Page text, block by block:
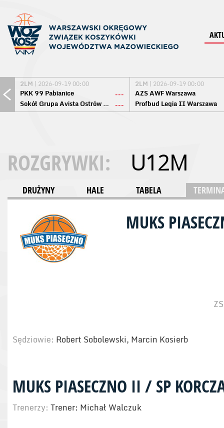
2LM | 2026-09-19 00:00
PKK 99 Pabianice
---
Sokół Grupa Avista Ostrów Maz. ---
2LM | 2026-09-19 00:00
AZS AWF Warszawa
Profbud Legia II Warszawa
ROZGRYWKI: U12M
DRUŻYNY HALE TABELA
MUKS
Sędziowie: Robert Sobolewski, Marcin Kosierb
MUKS PIASECZNO II / SP
Trenerzy: Trener: Michał Walczuk